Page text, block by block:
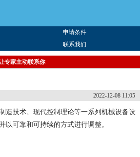
申请条件
联系我们
专家主动联系你
2022-12-08 11:05
造技术、现代控制理论等一系列机械设备设
可靠和可持续的方式进行调整。